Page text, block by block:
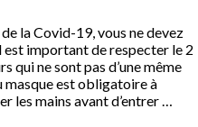
la Covid-19, vous ne devez
est important de respecter le 2
qui ne sont pas d’une même
masque est obligatoire à
les mains avant d’entrer …